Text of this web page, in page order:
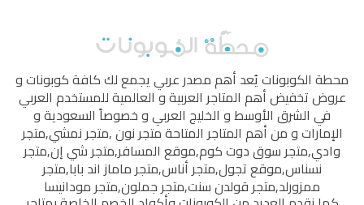
محطة الكوبوناتيُعد أهم مصدر عربي يجمع لك كافة كوبونات و
عروض تخفيض أهم المتاجر العربية و العالمية للمستخدم العربي
في الشرق الأوسط و الخليج العربي و خصوصاً السعودية و
الإمارات و من أهم المتاجر المتاحةمتجر نون,متجر نمشي,متجر
وادي,متجر سوق دوت كوم,موقع المسافر,متجر شي إن,متجر
نسناس,موقع تجول,متجر أناس,متجر ماماز اند بابا,متجر
ممزورلد,متجر قولدن سنت,متجر جملون,متجر مودانيسا